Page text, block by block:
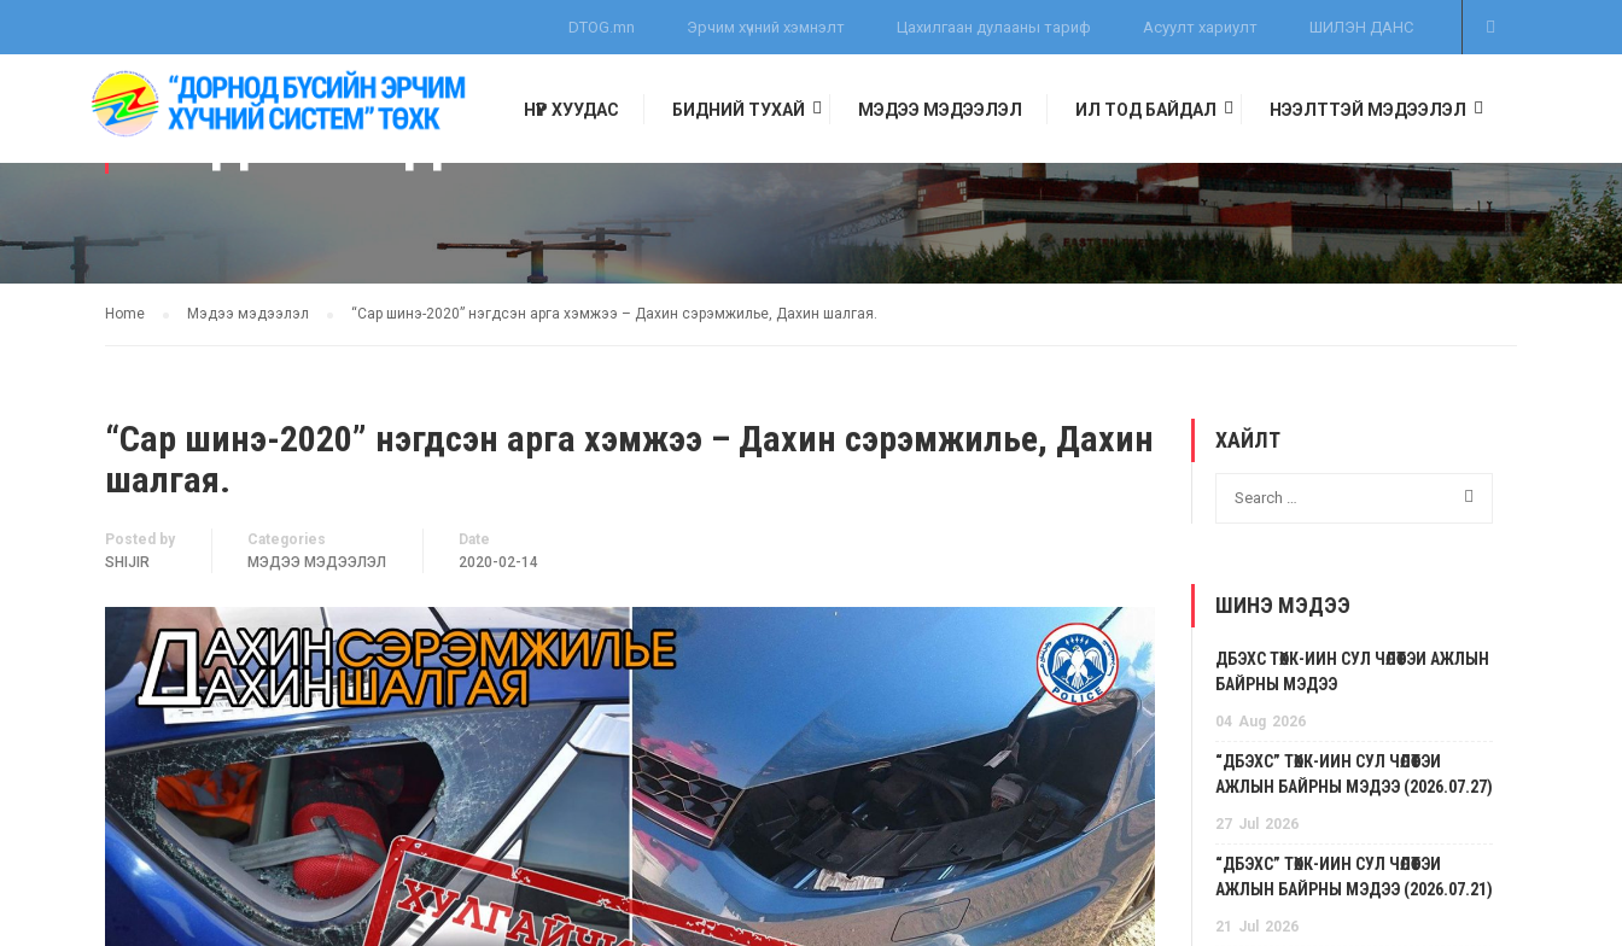
DTOG.mn Эрчим хүчний хэмнэлт Цахилгаан дулааны тариф Асуулт хариулт ШИЛЭН ДАНС
НҮҮР ХУУДАС БИДНИЙ ТУХАЙ МЭДЭЭ МЭДЭЭЛЭЛ ИЛ ТОД БАЙДАЛ НЭЭЛТТЭЙ МЭДЭЭЛЭЛ
МЭДЭЭ МЭДЭЭЛЭЛ
Home Мэдээ мэдээлэл “Сар шинэ-2020” нэгдсэн арга хэмжээ – Дахин сэрэмжилье, Дахин шалгая.
“Сар шинэ-2020” нэгдсэн арга хэмжээ – Дахин сэрэмжилье, Дахин
шалгая.
Posted by
SHIJIR
Categories
МЭДЭЭ МЭДЭЭЛЭЛ
Date
2020-02-14
ХАЙЛТ
ШИНЭ МЭДЭЭ
ДБЭХС ТӨХК-ИЙН СУЛ ЧӨЛӨӨТЭЙ АЖЛЫН
БАЙРНЫ МЭДЭЭ
04 Aug 2026
“ДБЭХС” ТӨХК-ИЙН СУЛ ЧӨЛӨӨТЭЙ
АЖЛЫН БАЙРНЫ МЭДЭЭ (2026.07.27)
27 Jul 2026
“ДБЭХС” ТӨХК-ИЙН СУЛ ЧӨЛӨӨТЭЙ
АЖЛЫН БАЙРНЫ МЭДЭЭ (2026.07.21)
21 Jul 2026